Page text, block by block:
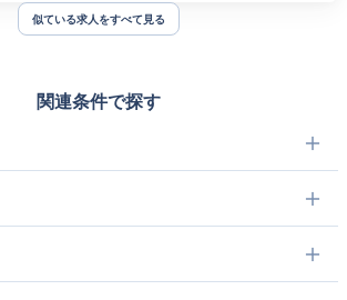
似ている求人をすべて見る
関連条件で探す